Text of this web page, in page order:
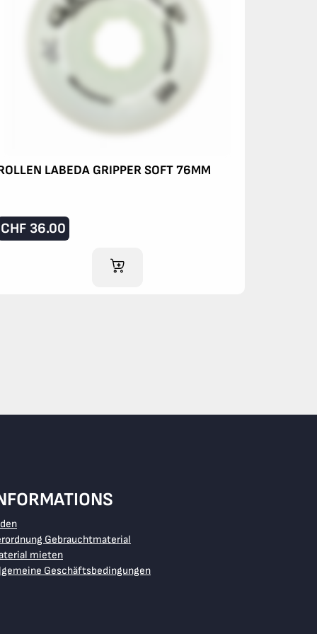
LABEDA GRIPPER SOFT 76MM
CHF 36.00
IM WARENKORB
Gebrauchtmaterial
mieten
Geschäftsbedingungen